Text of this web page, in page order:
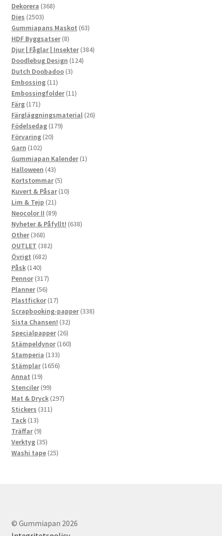
produkter
Dekorera 368368
Dies 25032503
produkter
Gummiapans Maskot 6363
HDF Byggsatser 88
produkter
Djur | Fåglar | Insekter 384384
Doodlebug Design 124124
Dutch Doobadoo 33
Embossing 1111
produkter
Embossingfolder 1111
Färg 171171
produkter
Färgläggningsmaterial 2626
Födelsedag 179179
Förvaring 2020
Garn 102102
produkter
Gummiapan Kalender 11
Halloween 4343
produkter
Kortstommar 55
produkter
Kuvert & Påsar 1010
Lim & Tejp 2121
produkter
Neocolor II 8989
produkter
Nyheter & Påfyllt! 638638
Other 368368
produkter
OUTLET 382382
Övrigt 682682
Påsk 140140
produkter
Pennor 317317
produkter
Planner 5656
produkter
Plastfickor 1717
produkter
Scrapbooking-papper 338338
Sista Chansen! 3232
produkter
Specialpapper 2626
produkter
Stämpeldynor 160160
Stamperia 133133
produkter
Stämplar 16561656
Annat 1919
produkter
Stenciler 9999
produkter
Mat & Dryck 297297
Stickers 311311
Tack 1313
produkter
Träffar 99
produkter
Verktyg 3535
produkter
Washi tape 2525
© Gummiapan 2026